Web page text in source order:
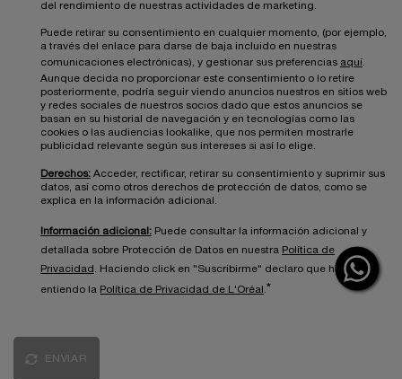
del rendimiento de nuestras actividades de marketing.
Puede retirar su consentimiento en cualquier momento, (por ejemplo,
a través del enlace para darse de baja incluido en nuestras
comunicaciones electrónicas), y gestionar sus preferencias aquí.
Aunque decida no proporcionar este consentimiento o lo retire
posteriormente, podría seguir viendo anuncios nuestros en sitios web
y redes sociales de nuestros socios dado que estos anuncios se
basan en su historial de navegación y en tecnologías como las
cookies o las audiencias lookalike, que nos permiten mostrarle
publicidad relevante según sus intereses si así lo elige.
Derechos: Acceder, rectificar, retirar su consentimiento y suprimir sus
datos, así como otros derechos de protección de datos, como se
explica en la información adicional.
Información adicional: Puede consultar la información adicional y
detallada sobre Protección de Datos en nuestra Política de
Privacidad . Haciendo click en "Suscribirme" declaro que he leído y
entiendo la Política de Privacidad de L'Oréal .*
ENVIAR